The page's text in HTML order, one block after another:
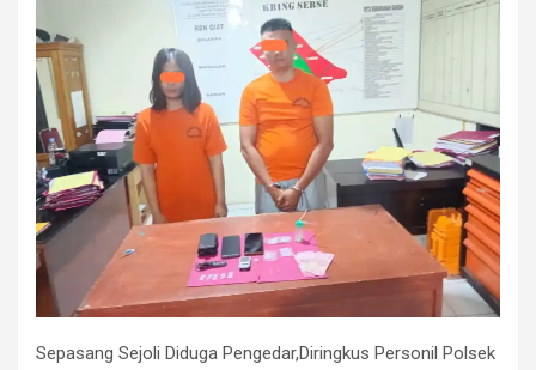
Sepasang Sejoli Diduga Pengedar,Diringkus Personil Polsek